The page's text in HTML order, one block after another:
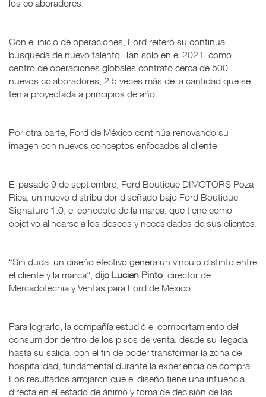
los colaboradores.
Con el inicio de operaciones, Ford reiteró su continua
búsqueda de nuevo talento. Tan solo en el 2021, como
centro de operaciones globales contrató cerca de 500
nuevos colaboradores, 2.5 veces más de la cantidad que se
tenía proyectada a principios de año.
Por otra parte, Ford de México continúa renovando su
imagen con nuevos conceptos enfocados al cliente
El pasado 9 de septiembre, Ford Boutique DIMOTORS Poza
Rica, un nuevo distribuidor diseñado bajo Ford Boutique
Signature 1.0, el concepto de la marca, que tiene como
objetivo alinearse a los deseos y necesidades de sus clientes.
“Sin duda, un diseño efectivo genera un vínculo distinto entre
el cliente y la marca”, dijo Lucien Pinto , director de
Mercadotecnia y Ventas para Ford de México.
Para lograrlo, la compañía estudió el comportamiento del
consumidor dentro de los pisos de venta, desde su llegada
hasta su salida, con el fin de poder transformar la zona de
hospitalidad, fundamental durante la experiencia de compra.
Los resultados arrojaron que el diseño tiene una influencia
directa en el estado de ánimo y toma de decisión de las